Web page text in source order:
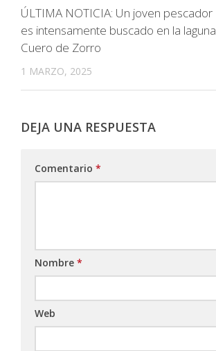
ÚLTIMA NOTICIA: Un joven pescador
es intensamente buscado en la laguna
Cuero de Zorro
1 MARZO, 2025
DEJA UNA RESPUESTA
Comentario *
Nombre *
Web